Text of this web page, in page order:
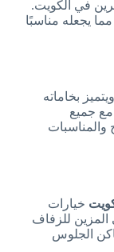
في الكويت.
يجعله مناسبًا
بخاماته
مع جميع
والمناسبات
خيارات
للزفاف
الجلوس